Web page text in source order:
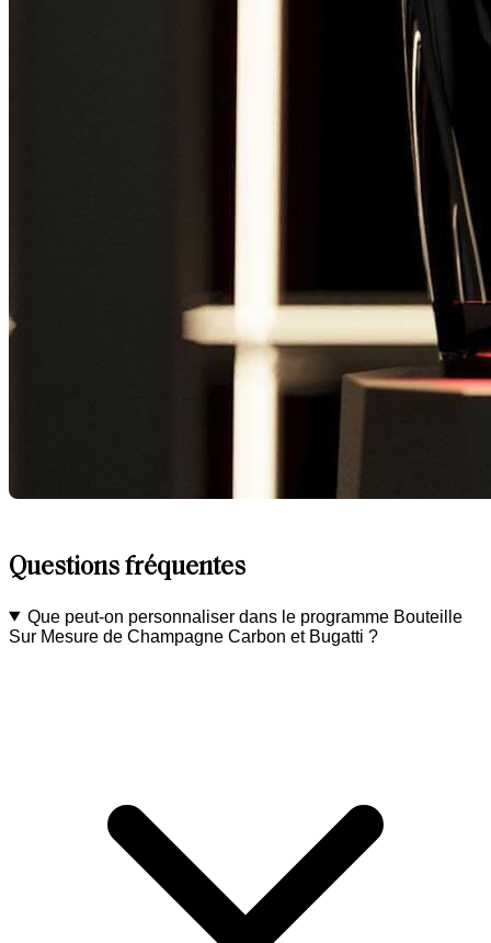
Questions fréquentes
Que peut-on personnaliser dans le programme Bouteille
Sur Mesure de Champagne Carbon et Bugatti ?